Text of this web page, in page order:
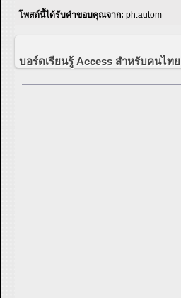
โพสต์นี้ได้รับคำขอบคุณจาก: ph.autom
บอร์ดเรียนรู้ Access สำหรับคนไทย